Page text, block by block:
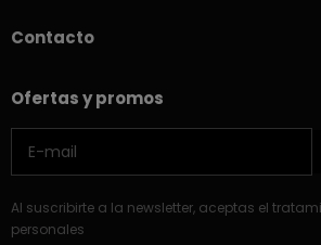
Contacto
Ofertas y promos
Al suscribirte a la newsletter, aceptas el
personales